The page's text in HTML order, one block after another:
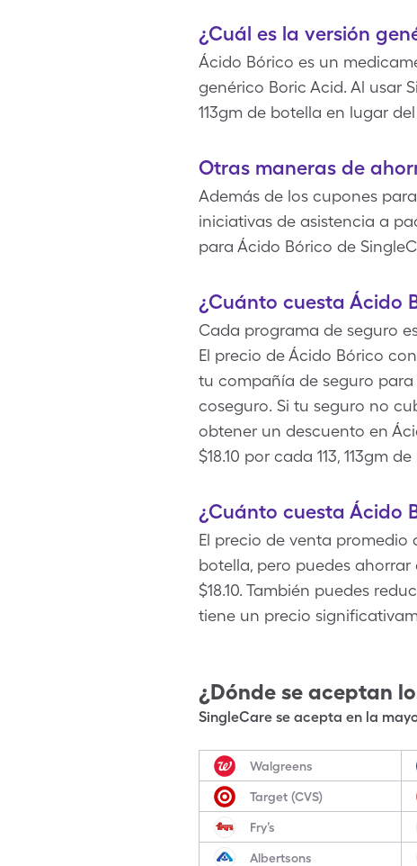
¿Cuál es la versión
Ácido Bórico es un
genérico Boric Acid. Al usar
113gm de botella en lugar
Otras maneras de
Además de los cupones
iniciativas de asistencia a
para Ácido Bórico de
¿Cuánto cuesta Ácido
Cada programa de seguro
El precio de Ácido Bórico
tu compañía de seguro
coseguro. Si tu seguro no
obtener un descuento en
$18.10 por cada 113, 113gm
¿Cuánto cuesta Ácido
El precio de venta promedio
botella, pero puedes
$18.10. También puedes
tiene un precio
¿Dónde se aceptan
SingleCare se acepta en la
Walgreens
Target (CVS)
Fry’s
Albertsons